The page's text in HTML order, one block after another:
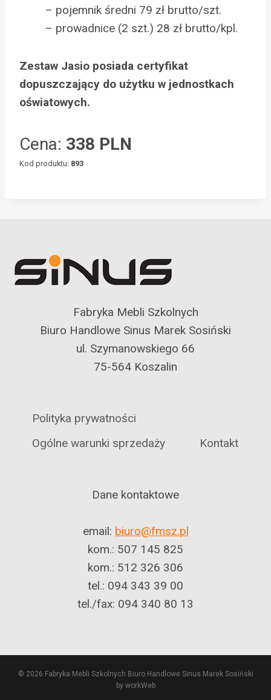
– pojemnik średni 79 zł brutto/szt.
– prowadnice (2 szt.) 28 zł brutto/kpl.
Zestaw Jasio posiada certyfikat
dopuszczający do użytku w jednostkach
oświatowych.
Cena: 338 PLN
Kod produktu: 893
Fabryka Mebli Szkolnych
Biuro Handlowe Sinus Marek Sosiński
ul. Szymanowskiego 66
75-564 Koszalin
Polityka prywatności
Ogólne warunki sprzedaży
Kontakt
Dane kontaktowe
email: biuro@fmsz.pl
kom.: 507 145 825
kom.: 512 326 306
tel.: 094 343 39 00
tel./fax: 094 340 80 13
© 2026 Fabryka Mebli Szkolnych Biuro Handlowe Sinus Marek Sosiński
by workWeb